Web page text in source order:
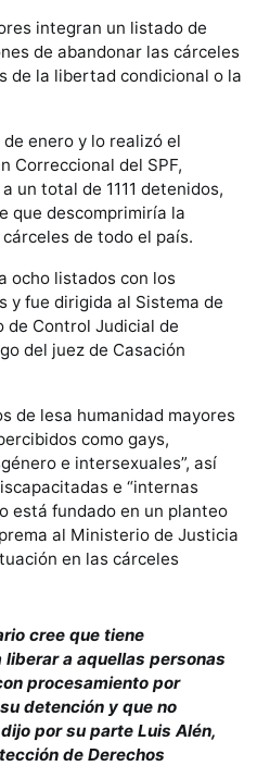
integran un listado de
de abandonar las cárceles
de la libertad condicional o la
enero y lo realizó el
Correccional del SPF,
un total de 1111 detenidos,
que descomprimiría la
de todo el país.
ocho listados con los
y fue dirigida al Sistema de
de Control Judicial de
del juez de Casación
de lesa humanidad mayores
como gays,
e intersexuales”, así
e “internas
está fundado en un planteo
al Ministerio de Justicia
en las cárceles
cree que tiene
a aquellas personas
procesamiento por
detención y que no
por su parte Luis Alén,
de Derechos